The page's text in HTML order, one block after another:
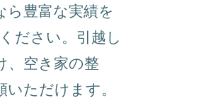
ら豊富な実績を
ださい。引越し
、空き家の整
ただけます。